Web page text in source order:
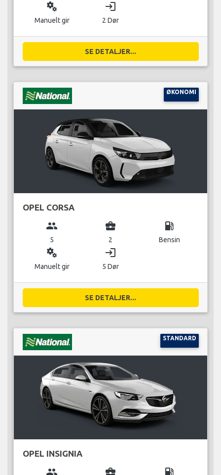
miscellaneous_services
Manuelt gir
login
2 Dør
SE DETALJER...
ØKONOMI
OPEL CORSA
group
5
business_center
2
local_gas_station
Bensin
miscellaneous_services
Manuelt gir
login
5 Dør
SE DETALJER...
STANDARD
OPEL INSIGNIA
group business_center local_gas_station